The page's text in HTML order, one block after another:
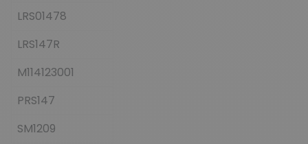
LRS01478
LRS147R
M114123001
PRS147
SM1209